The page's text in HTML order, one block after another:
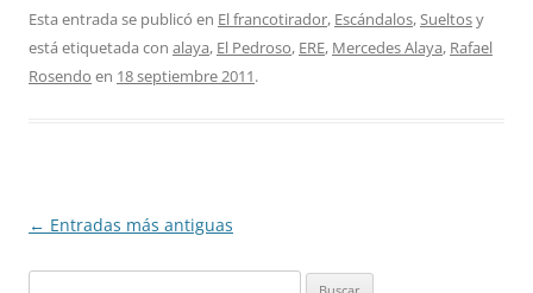
Esta entrada se publicó en El francotirador, Escándalos,Sueltosy
está etiquetada con alaya, El Pedroso, ERE, Mercedes Alaya, Rafael
Rosendo en 18 septiembre 2011.
Navegación
← Entradas más antiguas